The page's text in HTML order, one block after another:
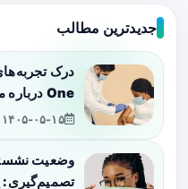
جدیدترین مطالب
One درباره محتوا، داوری و پیامدهای روانی
۱۴۰۵-۰۵-۱۵
وضعیت
تصمیم‌گیری: